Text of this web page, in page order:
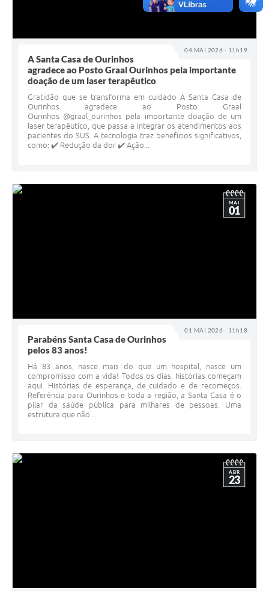
04 MAI 2026 - 11h19
A Santa Casa de Ourinhos
agradece ao Posto Graal Ourinhos pela importante
doação de um laser terapêutico
Gratidão que se transforma em cuidado A Santa Casa de
Ourinhos agradece ao Posto Graal
Ourinhos @graal_ourinhos pela importante doação de um
laser terapêutico, que passa a integrar os atendimentos aos
pacientes do SUS. A tecnologia traz benefícios significativos,
como: ✔️ Redução da dor ✔️ Ação...
01 MAI 2026 - 11h18
MAI
01
Parabéns Santa Casa de Ourinhos
pelos 83 anos!
Há 83 anos, nasce mais do que um hospital, nasce um
compromisso com a vida! Todos os dias, histórias começam
aqui. Histórias de esperança, de cuidado e de recomeços.
Referência para Ourinhos e toda a região, a Santa Casa é o
pilar da saúde pública para milhares de pessoas. Uma
estrutura que não...
ABR
23